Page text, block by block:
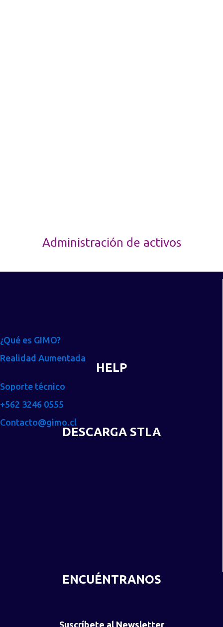
Administración de activos
¿Qué es GIMO?
Realidad Aumentada
HELP
Soporte técnico
+562 3246 0555
Contacto@gimo.cl
DESCARGA STLA
ENCUÉNTRANOS
Suscríbete al Newsletter